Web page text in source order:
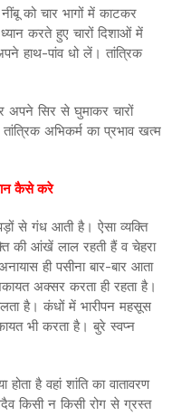
को चार भागों में काटकर
करते हुए चारों दिशाओं में
हाथ-पांव धो लें। तांत्रिक
अपने सिर से घुमाकर चारों
अभिकर्म का प्रभाव खत्म
कैसे करे
से गंध आती है। ऐसा व्यक्ति
की आंखें लाल रहती हैं व चेहरा
ही पसीना बार-बार आता
अक्सर करता ही रहता है।
है। कंधों में भारीपन महसूस
भी करता है। बुरे स्वप्न
है वहां शांति का वातावरण
किसी न किसी रोग से ग्रस्त